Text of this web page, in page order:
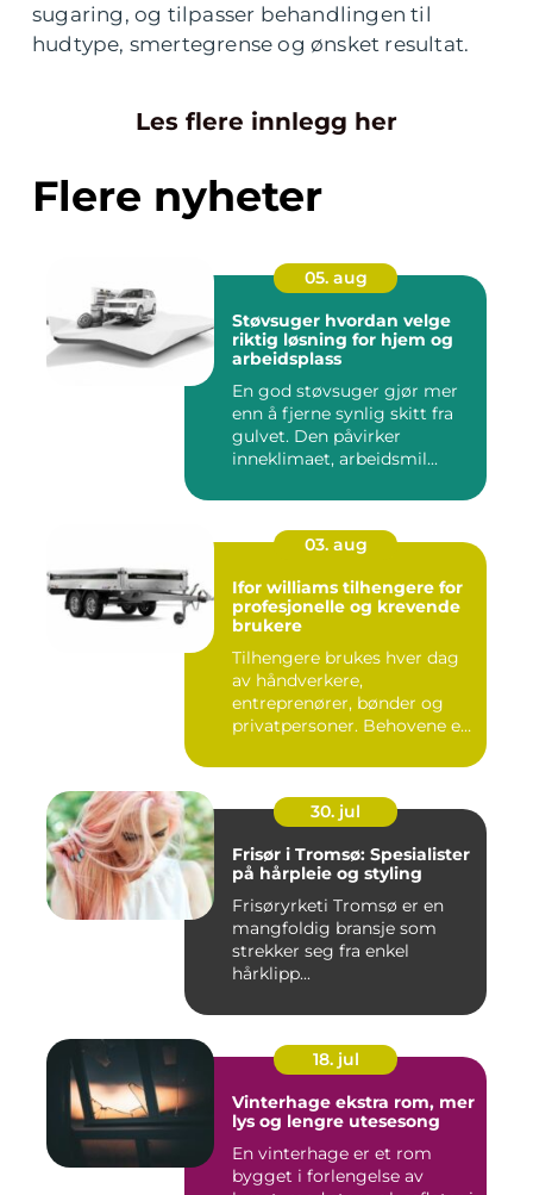
sugaring, og tilpasser behandlingen til
hudtype, smertegrense og ønsket resultat.
Les flere innlegg her
Flere nyheter
05. aug
Støvsuger hvordan velge
riktig løsning for hjem og
arbeidsplass
En god støvsuger gjør mer
enn å fjerne synlig skitt fra
gulvet. Den påvirker
inneklimaet, arbeidsmil...
03. aug
Ifor williams tilhengere for
profesjonelle og krevende
brukere
Tilhengere brukes hver dag
av håndverkere,
entreprenører, bønder og
privatpersoner. Behovene er
30. jul
Frisør i Tromsø: Spesialister
på hårpleie og styling
Frisøryrketi Tromsø er en
mangfoldig bransje som
strekker seg fra enkel
hårklipp...
18. jul
Vinterhage ekstra rom, mer
lys og lengre utesesong
En vinterhage er et rom
bygget i forlengelse av